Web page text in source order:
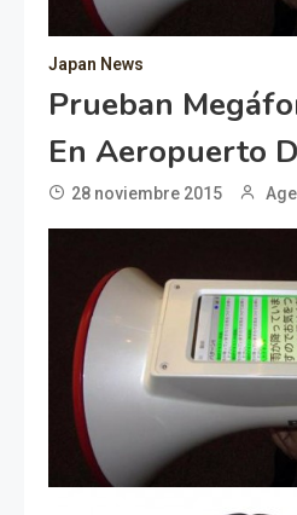
Japan News
Prueban
En Aeropuerto
28 noviembre 2015